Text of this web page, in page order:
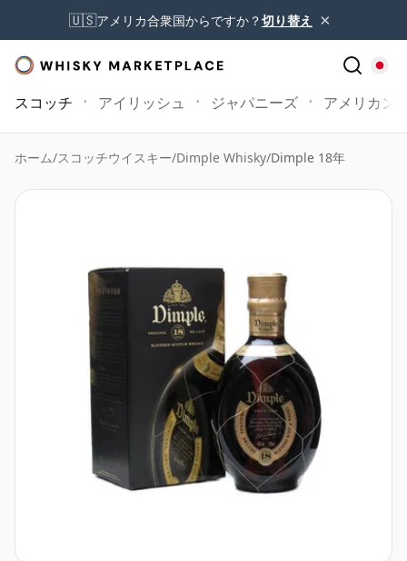
🇺🇸アメリカ合衆国からですか？切り替え ×
スコッチ アイリッシュ ジャパニーズ アメリカン
ホーム/スコッチウイスキー/Dimple Whisky/Dimple 18年